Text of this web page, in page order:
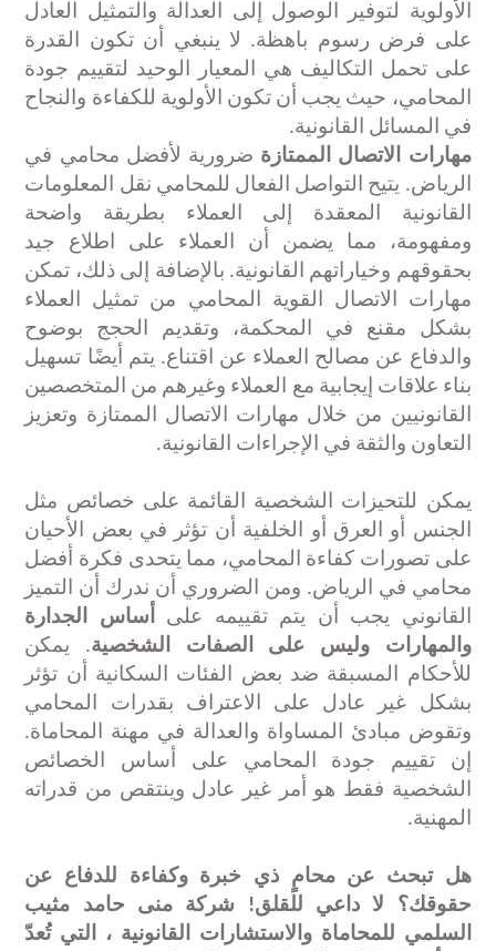
الأولوية لتوفير الوصول إلى العدالة والتمثيل العادل
على فرض رسوم باهظة. لا ينبغي أن تكون القدرة
على تحمل التكاليف هي المعيار الوحيد لتقييم جودة
المحامي، حيث يجب أن تكون الأولوية للكفاءة والنجاح
في المسائل القانونية.
مهارات الاتصال الممتازة ضرورية لأفضل محامي في
الرياض. يتيح التواصل الفعال للمحامي نقل المعلومات
القانونية المعقدة إلى العملاء بطريقة واضحة
ومفهومة، مما يضمن أن العملاء على اطلاع جيد
بحقوقهم وخياراتهم القانونية. بالإضافة إلى ذلك، تمكن
مهارات الاتصال القوية المحامي من تمثيل العملاء
بشكل مقنع في المحكمة، وتقديم الحجج بوضوح
والدفاع عن مصالح العملاء عن اقتناع. يتم أيضًا تسهيل
بناء علاقات إيجابية مع العملاء وغيرهم من المتخصصين
القانونيين من خلال مهارات الاتصال الممتازة وتعزيز
التعاون والثقة في الإجراءات القانونية.
يمكن للتحيزات الشخصية القائمة على خصائص مثل
الجنس أو العرق أو الخلفية أن تؤثر في بعض الأحيان
على تصورات كفاءة المحامي، مما يتحدى فكرة أفضل
محامي في الرياض. ومن الضروري أن ندرك أن التميز
القانوني يجب أن يتم تقييمه علىأساس الجدارة
والمهارات وليس على الصفات الشخصية. يمكن
للأحكام المسبقة ضد بعض الفئات السكانية أن تؤثر
بشكل غير عادل على الاعتراف بقدرات المحامي
وتقوض مبادئ المساواة والعدالة في مهنة المحاماة.
إن تقييم جودة المحامي على أساس الخصائص
الشخصية فقط هو أمر غير عادل وينتقص من قدراته
المهنية.
هل تبحث عن محامٍ ذي خبرة وكفاءة للدفاع عن
حقوقك؟ لا داعي للقلق! شركة منى حامد مثيب
السلمي للمحاماة والاستشارات القانونية ، التي تُعدّ